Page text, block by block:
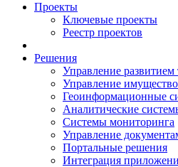
Проекты
Ключевые проекты
Реестр проектов
Решения
Управление развитием
Управление
Геоинформационные
Аналитические
Системы мониторинга
Управление
Портальные решения
Интеграция